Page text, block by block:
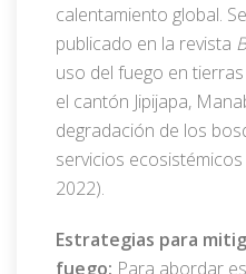
calentamiento global.
publicado en la revista
uso del fuego en
el cantón Jipijapa,
degradación de los
servicios
2022).
Estrategias para
fuego: Para abordar